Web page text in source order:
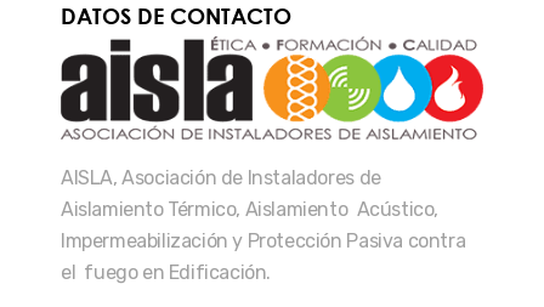
DATOS DE CONTACTO
AISLA, Asociación de Instaladores de
Aislamiento Térmico, Aislamiento Acústico,
Impermeabilización y Protección Pasiva contra
el fuego en Edificación.